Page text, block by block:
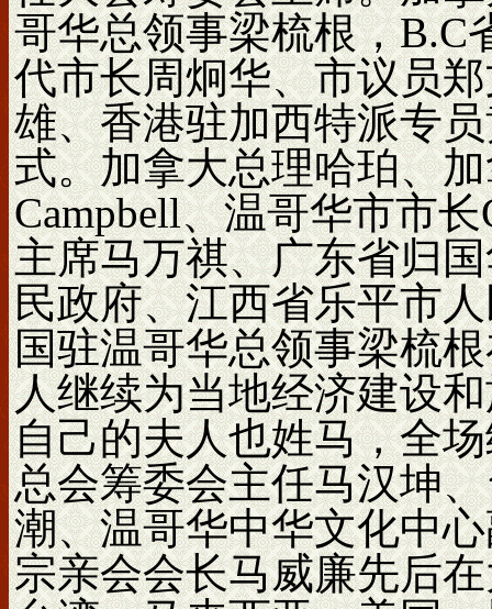
哥华总领事梁梳根，B.C
代市长周炯华、市议员
雄、香港驻加西特派专
式。加拿大总理哈珀、
Campbell、温哥华市市
主席马万祺、广东省归
民政府、江西省乐平市
国驻温哥华总领事梁梳
人继续为当地经济建设
自己的夫人也姓马，全
总会筹委会主任马汉坤
潮、温哥华中华文化中
宗亲会会长马威廉先后